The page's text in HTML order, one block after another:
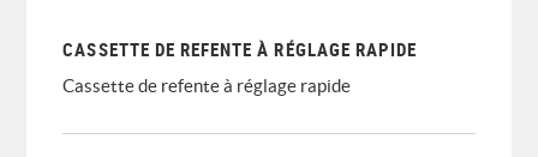
CASSETTE DE REFENTE À RÉGLAGE RAPIDE
Cassette de refente à réglage rapide